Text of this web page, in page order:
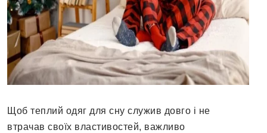
Щоб теплий одяг для сну служив довго і не
втрачав своїх властивостей, важливо